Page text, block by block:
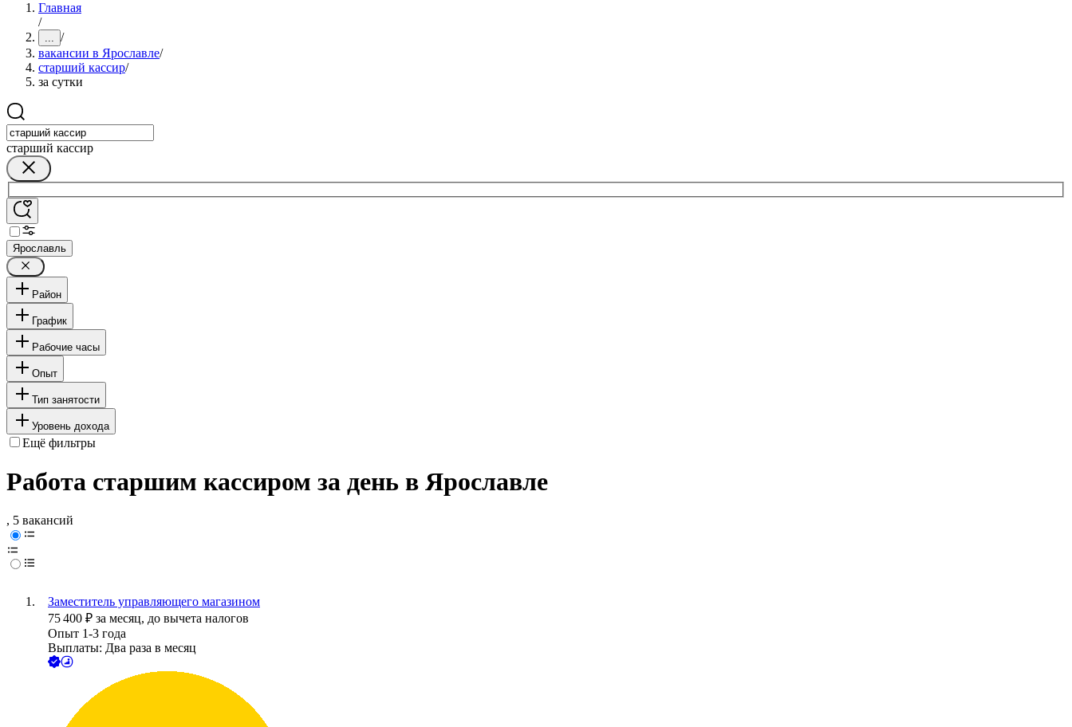
Главная
/
... /
вакансии в Ярославле/
старший кассир/
за сутки
старший кассир
Ярославль
Район
График
Рабочие часы
Опыт
Тип занятости
Уровень дохода
Ещё фильтры
Работа старшим кассиром за день в Ярославле
, 5 вакансий
Заместитель управляющего магазином
75 400 ₽ за месяц, до вычета налогов
Опыт 1-3 года
Выплаты: Два раза в месяц